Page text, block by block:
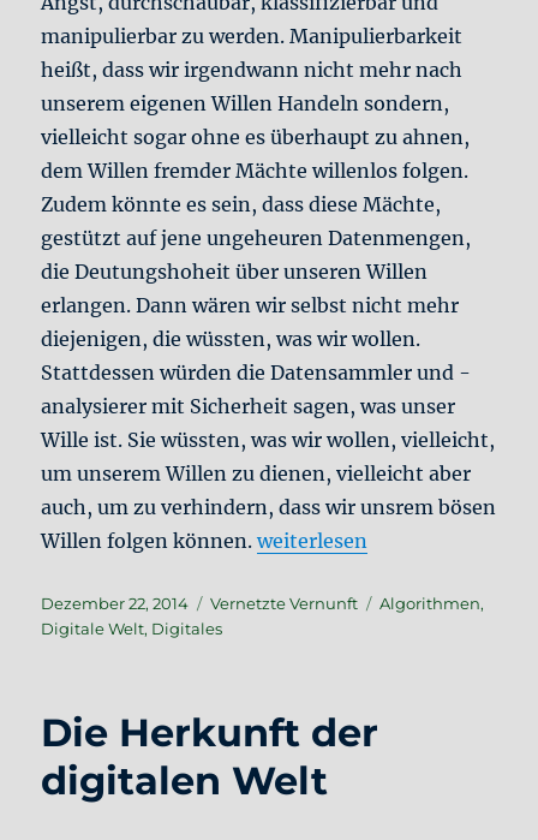
manipulierbar zu werden. Manipulierbarkeit
heißt, dass wir irgendwann nicht mehr nach
unserem eigenen Willen Handeln sondern,
vielleicht sogar ohne es überhaupt zu ahnen,
dem Willen fremder Mächte willenlos folgen.
Zudem könnte es sein, dass diese Mächte,
gestützt auf jene ungeheuren Datenmengen,
die Deutungshoheit über unseren Willen
erlangen. Dann wären wir selbst nicht mehr
diejenigen, die wüssten, was wir wollen.
Stattdessen würden die Datensammler und -
analysierer mit Sicherheit sagen, was unser
Wille ist. Sie wüssten, was wir wollen, vielleicht,
um unserem Willen zu dienen, vielleicht aber
auch, um zu verhindern, dass wir unsrem bösen
Willen folgen können.„Der Freie Wille im Netz“
weiterlesen
Veröffentlicht
am
Dezember 22, 2014 Kategorien
Vernetzte Vernunft Schlagwörter
Algorithmen,
Digitale Welt, Digitales
Die Herkunft der
digitalen Welt